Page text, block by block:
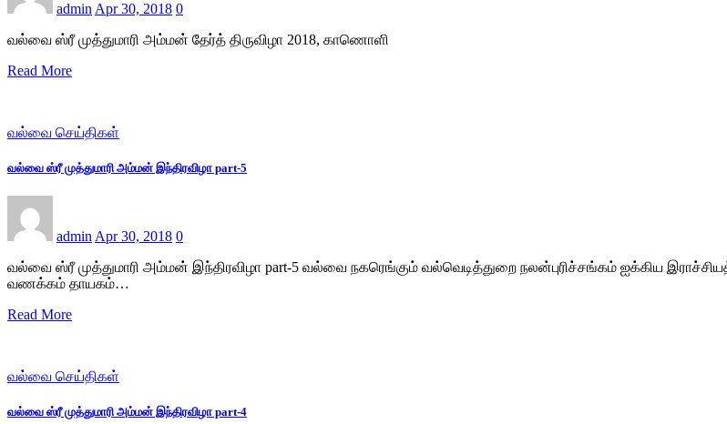
admin Apr 30, 2018 0
வல்வை ஸ்ரீ முத்துமாரி அம்மன் தேர்த் திருவிழா 2018, காணொளி
Read More
வல்வை செய்திகள்
வல்வை ஸ்ரீ முத்துமாரி அம்மன் இந்திரவிழா part-5
admin Apr 30, 2018 0
வல்வை ஸ்ரீ முத்துமாரி அம்மன் இந்திரவிழா part-5 வல்வை நகரெங்கும் வல்வெடித்துறை நலன்புரிச்சங்கம் ஐக்கிய
வணக்கம் தாயகம்…
Read More
வல்வை செய்திகள்
வல்வை ஸ்ரீ முத்துமாரி அம்மன் இந்திரவிழா part-4